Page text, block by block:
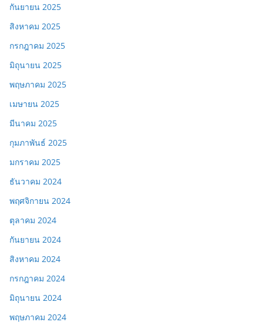
กันยายน 2025
สิงหาคม 2025
กรกฎาคม 2025
มิถุนายน 2025
พฤษภาคม 2025
เมษายน 2025
มีนาคม 2025
กุมภาพันธ์ 2025
มกราคม 2025
ธันวาคม 2024
พฤศจิกายน 2024
ตุลาคม 2024
กันยายน 2024
สิงหาคม 2024
กรกฎาคม 2024
มิถุนายน 2024
พฤษภาคม 2024